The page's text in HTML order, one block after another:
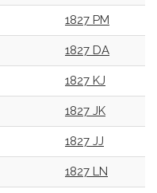
1827 PM
1827 DA
1827 KJ
1827 JK
1827 JJ
1827 LN